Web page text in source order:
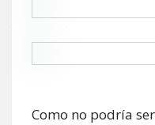
Como no podría